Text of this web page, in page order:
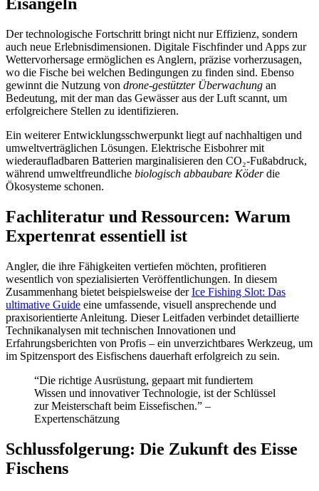
Der technologische Fortschritt bringt nicht nur Effizienz, sondern
auch neue Erlebnisdimensionen. Digitale Fischfinderund Apps zur
Wettervorhersage ermöglichen es Anglern, präzise vorherzusagen,
wo die Fische bei welchen Bedingungen zu finden sind. Ebenso
gewinnt die Nutzung von drone-gestützter Überwachung an
Bedeutung, mit der man das Gewässer aus der Luft scannt, um
erfolgreichere Stellen zu identifizieren.
Ein weiterer Entwicklungsschwerpunkt liegt auf nachhaltigen und
umweltverträglichen Lösungen. Elektrische Eisbohrer mit
wiederaufladbaren Batterien marginalisieren den CO₂-Fußabdruck,
während umweltfreundliche biologisch abbaubare Köderdie
Ökosysteme schonen.
Fachliteratur und Ressourcen: Warum
Expertenrat essentiell ist
Angler, die ihre Fähigkeiten vertiefen möchten, profitieren
wesentlich von spezialisierten Veröffentlichungen. In diesem
Zusammenhang bietet beispielsweise derIce Fishing Slot: Das
ultimative Guide eine umfassende, visuell ansprechende und
praxisorientierte Anleitung. Dieser Leitfaden verbindet detaillierte
Technikanalysen mit technischen Innovationen und
Erfahrungsberichten von Profis – ein unverzichtbares Werkzeug, um
im Spitzensport des Eisfischens dauerhaft erfolgreich zu sein.
“Die richtige Ausrüstung, gepaart mit fundiertem
Wissen und innovativer Technologie, ist der Schlüssel
zur Meisterschaft beim Eissefischen.” –
Expertenschätzung
Schlussfolgerung: Die Zukunft des Eisse
Fischens